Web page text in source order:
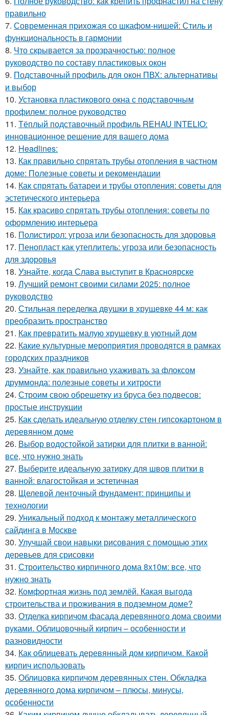
правильно
7. Современная прихожая со шкафом-нишей: Стиль и
функциональность в гармонии
8. Что скрывается за прозрачностью: полное
руководство по составу пластиковых окон
9. Подставочный профиль для окон ПВХ: альтернативы
и выбор
10. Установка пластикового окна с подставочным
профилем: полное руководство
11. Тёплый подставочный профиль REHAU INTELIO:
инновационное решение для вашего дома
12. Headlines:
13. Как правильно спрятать трубы отопления в частном
доме: Полезные советы и рекомендации
14. Как спрятать батареи и трубы отопления: советы для
эстетического интерьера
15. Как красиво спрятать трубы отопления: советы по
оформлению интерьера
16. Полистирол: угроза или безопасность для здоровья
17. Пенопласт как утеплитель: угроза или безопасность
для здоровья
18. Узнайте, когда Слава выступит в Красноярске
19. Лучший ремонт своими силами 2025: полное
руководство
20. Стильная переделка двушки в хрущевке 44 м: как
преобразить пространство
21. Как превратить малую хрущевку в уютный дом
22. Какие культурные мероприятия проводятся в рамках
городских праздников
23. Узнайте, как правильно ухаживать за флоксом
друммонда: полезные советы и хитрости
24. Строим свою обрешетку из бруса без подвесов:
простые инструкции
25. Как сделать идеальную отделку стен гипсокартоном в
деревянном доме
26. Выбор водостойкой затирки для плитки в ванной:
все, что нужно знать
27. Выберите идеальную затирку для швов плитки в
ванной: влагостойкая и эстетичная
28. Щелевой ленточный фундамент: принципы и
технологии
29. Уникальный подход к монтажу металлического
сайдинга в Москве
30. Улучшай свои навыки рисования с помощью этих
деревьев для срисовки
31. Строительство кирпичного дома 8х10м: все, что
нужно знать
32. Комфортная жизнь под землёй. Какая выгода
строительства и проживания в подземном доме?
33. Отделка кирпичом фасада деревянного дома своими
руками. Облицовочный кирпич – особенности и
разновидности
34. Как облицевать деревянный дом кирпичом. Какой
кирпич использовать
35. Облицовка кирпичом деревянных стен. Обкладка
деревянного дома кирпичом – плюсы, минусы,
особенности